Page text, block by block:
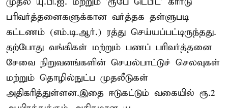
பரிவர்த்தனைகளுக்கான வர்த்தக தள்ளுபடி
கட்டணம் (எம்.டி.ஆர்.) ரத்து செய்யப்பட்டிருந்தது.
தற்போது வங்கிகள் மற்றும் பணப் பரிவர்த்தனை
சேவை நிறுவனங்களின் செயல்பாட்டுச் செலவுகள்
மற்றும் தொழில்நுட்ப முதலீடுகள்
அதிகரித்துள்ளன.இதை ஈடுகட்டும் வகையில் ரூ.2